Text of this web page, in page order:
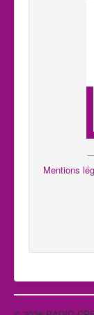
Mentions